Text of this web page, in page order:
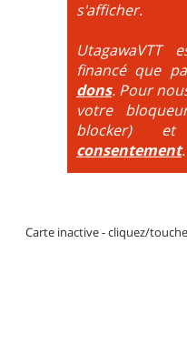
La montée est
mécanique. La
par des couleurs
tout suspendu et
s'afficher.
financé que
dons. Pour
votre
blocker)
consentement